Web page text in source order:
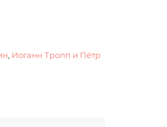
Иоганн Тропп и Пётр